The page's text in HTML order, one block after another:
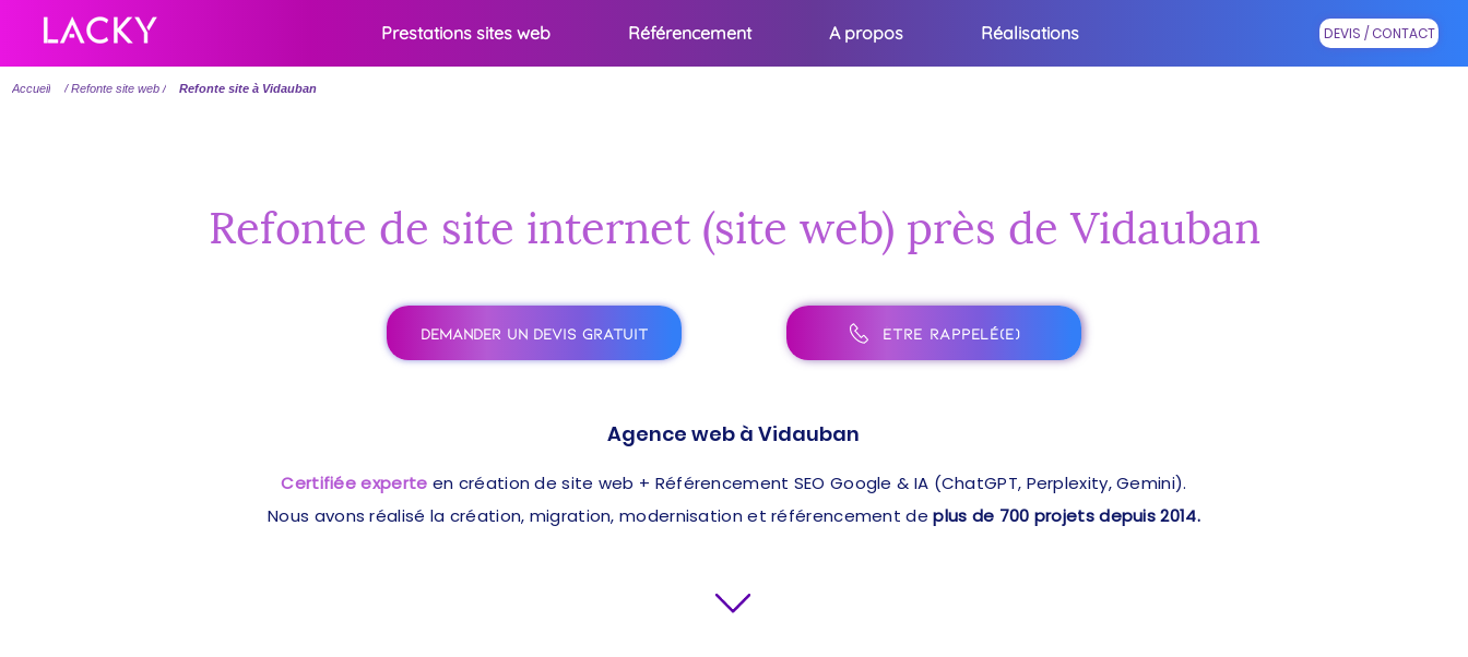
Prestations sites web Référencement A propos Réalisations DEVIS / CONTACT
Accueil / Refonte site web / Refonte site à Vidauban
Refonte de site internet (site web) près de Vidauban
DEMANDER UN DEVIS GRATUIT ÊTRE RAPPELÉ(E)
Agence web à Vidauban
Certifiée experte en création de site web + Référencement SEO Google & IA (ChatGPT, Perplexity, Gemini).
Nous avons réalisé la création, migration, modernisation et référencement de plus de 700 projets depuis 2014.